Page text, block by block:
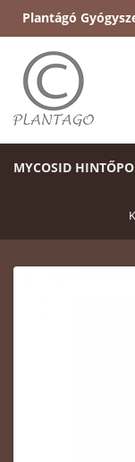
Plantágó
MYCOSID